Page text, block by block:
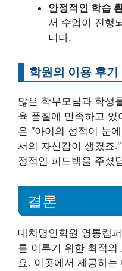
안정적인 학습
서 수업이 진행
니다.
학원의 이용 후기
많은 학부모님과 학생
육 품질에 만족하고
은 “아이의 성적이 눈
서의 자신감이 생겼죠
정적인 피드백을 주셨
결론
대치명인학원 영통캠
를 이루기 위한 최적의
요. 이곳에서 제공하는